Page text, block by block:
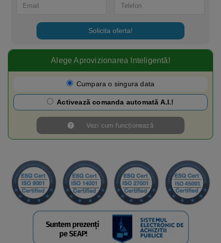
Solicita oferta!
Alege Aprovizionarea Inteligentă!​
Cumpara o singura data
Activează comanda automată A.I.!
Vezi cum funcționează